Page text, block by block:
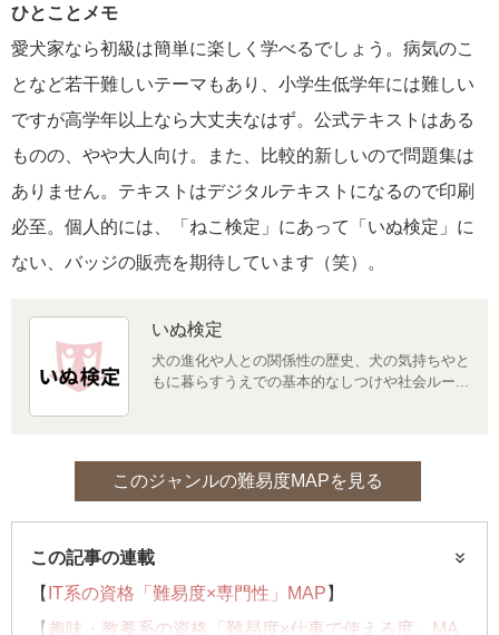
ひとことメモ
愛犬家なら初級は簡単に楽しく学べるでしょう。病気のこ
となど若干難しいテーマもあり、小学生低学年には難しい
ですが高学年以上なら大丈夫なはず。公式テキストはある
ものの、やや大人向け。また、比較的新しいので問題集は
ありません。テキストはデジタルテキストになるので印刷
必至。個人的には、「ねこ検定」にあって「いぬ検定」に
ない、バッジの販売を期待しています（笑）。
いぬ検定
犬の進化や人との関係性の歴史、犬の気持ちやと
もに暮らすうえでの基本的なしつけや社会ルー...
このジャンルの難易度MAPを見る
この記事の連載
【 IT系の資格「難易度×専門性」MAP 】
【 趣味・教養系の資格「難易度×仕事で使える度」MA